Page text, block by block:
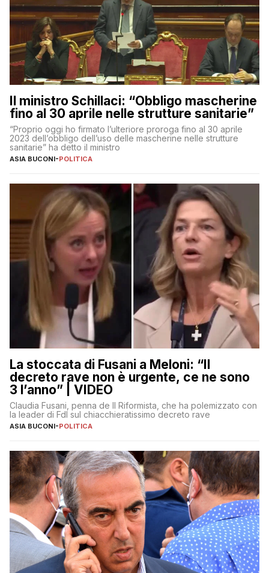
Il ministro Schillaci: “Obbligo mascherine
fino al 30 aprile nelle strutture sanitarie”
“Proprio oggi ho firmato l’ulteriore proroga fino al 30 aprile
2023 dell’obbligo dell’uso delle mascherine nelle strutture
sanitarie” ha detto il ministro
ASIA BUCONI-POLITICA
La stoccata di Fusani a Meloni: “Il
decreto rave non è urgente, ce ne sono
3 l’anno” | VIDEO
Claudia Fusani, penna de Il Riformista, che ha polemizzato con
la leader di FdI sul chiacchieratissimo decreto rave
ASIA BUCONI-POLITICA